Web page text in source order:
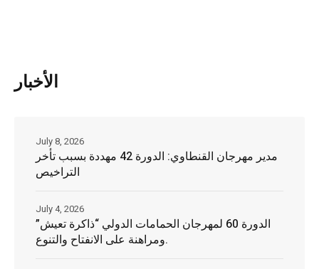
الأخبار
مدير مهرجان القنطاوي: الدورة 42 مهددة بسبب تأخر
التراخيص
July 8, 2026
الدورة 60 لمهرجان الحمامات الدولي “ذاكرة تعيش”
ومراهنة على الانفتاح والتنوع.
July 4, 2026